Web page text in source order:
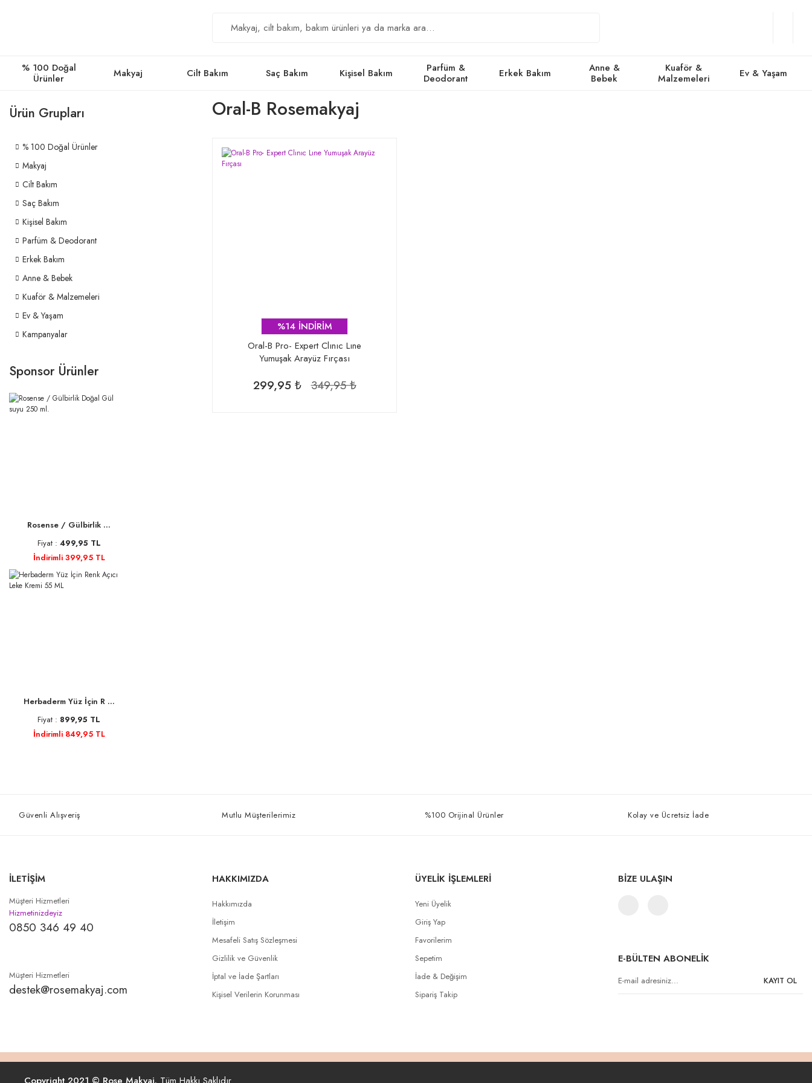
% 100 Doğal
Ürünler
Makyaj Cilt Bakım Saç Bakım Kişisel Bakım
Parfüm &
Deodorant
Erkek Bakım
Anne &
Bebek
Kuaför &
Malzemeleri
Ev & Yaşam
Ürün Grupları
% 100 Doğal Ürünler
Makyaj
Cilt Bakım
Saç Bakım
Kişisel Bakım
Parfüm & Deodorant
Erkek Bakım
Anne & Bebek
Kuaför & Malzemeleri
Ev & Yaşam
Kampanyalar
Sponsor Ürünler
Rosense / Gülbirlik ...
Fiyat : 499,95 TL
İndirimli 399,95 TL
Herbaderm Yüz İçin R ...
Fiyat : 899,95 TL
İndirimli 849,95 TL
Oral-B Rosemakyaj
%14 İNDİRİM
Oral-B Pro- Expert Clınıc Lıne
Yumuşak Arayüz Fırçası
299,95 ₺ 349,95 ₺
Güvenli Alışveriş Mutlu Müşterilerimiz %100 Orijinal Ürünler Kolay ve Ücretsiz İade
İLETİŞİM
Müşteri Hizmetleri
Hizmetinizdeyiz
0850 346 49 40
Müşteri Hizmetleri
destek@rosemakyaj.com
HAKKIMIZDA
Hakkımızda
İletişim
Mesafeli Satış Sözleşmesi
Gizlilik ve Güvenlik
İptal ve İade Şartları
Kişisel Verilerin Korunması
ÜYELİK İŞLEMLERİ
Yeni Üyelik
Giriş Yap
Favorilerim
Sepetim
İade & Değişim
Sipariş Takip
BİZE ULAŞIN
E-BÜLTEN ABONELİK
KAYIT OL